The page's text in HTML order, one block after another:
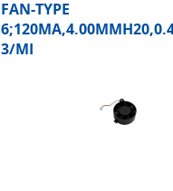
FAN-TYPE
3/MI